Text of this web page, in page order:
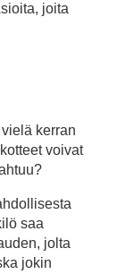
joita
kerran
voivat
saa
jolta
jokin